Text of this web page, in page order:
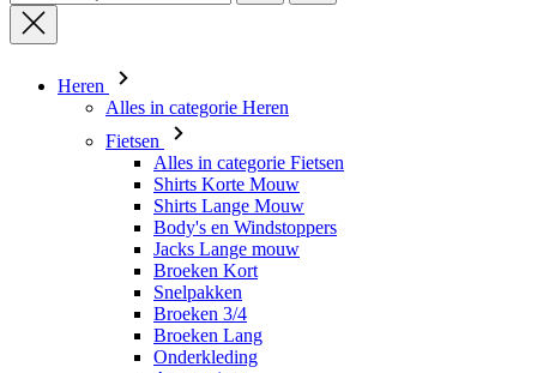
Alles in categorie Heren
Shirts Lange Mouw
Body's en Windstoppers
Jacks Lange mouw
Broeken Kort
Snelpakken
Broeken 3/4
Broeken Lang
Onderkleding
Accessoires
Mutsen en Petten
Handschoenen
Sokken
Overig